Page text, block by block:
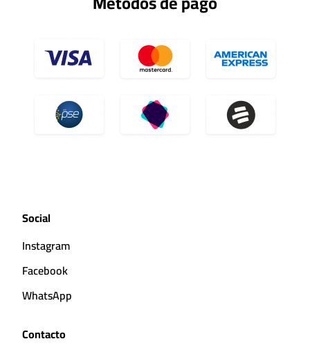
Social
Instagram
Facebook
WhatsApp
Contacto